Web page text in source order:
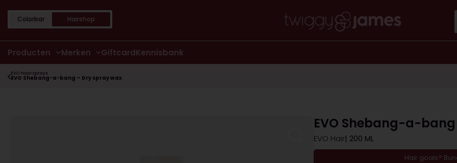
Colorbar Hairshop
Producten Merken GiftcardKennisbank
EVO Haarsprays
EVO Shebang-a-bang – Dry spray wax
EVO Shebang-a-
EVO Hair| 200 ML
Hair goals?